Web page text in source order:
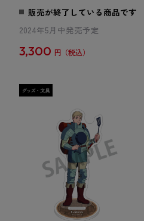
販売が終了している商品です
2024年5月中発売予定
3,300 円